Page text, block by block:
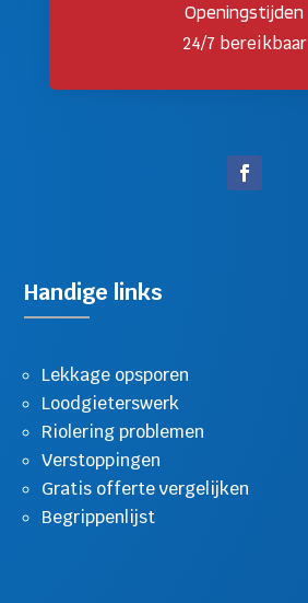
Openingstijden
24/7 bereikbaar
Handige links
Lekkage opsporen
Loodgieterswerk
Riolering problemen
Verstoppingen
Gratis offerte vergelijken
Begrippenlijst